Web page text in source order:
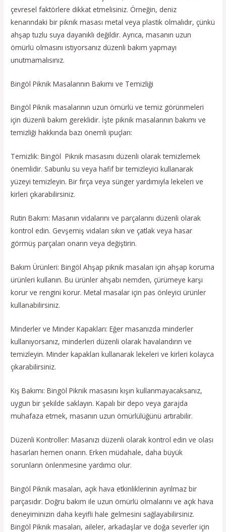
çevresel faktörlere dikkat etmelisiniz. Örneğin, deniz
kenarındaki bir piknik masası metal veya plastik olmalıdır, çünkü
ahşap tuzlu suya dayanıklı değildir. Ayrıca, masanın uzun
ömürlü olmasını istiyorsanız düzenli bakım yapmayı
unutmamalısınız.
Bingöl Piknik Masalarının Bakımı ve Temizliği
Bingöl Piknik masalarının uzun ömürlü ve temiz görünmeleri
için düzenli bakım gereklidir. İşte piknik masalarının bakımı ve
temizliği hakkında bazı önemli ipuçları:
Temizlik: Bingöl Piknik masasını düzenli olarak temizlemek
önemlidir. Sabunlu su veya hafif bir temizleyici kullanarak
yüzeyi temizleyin. Bir fırça veya sünger yardımıyla lekeleri ve
kirleri çıkarabilirsiniz.
Rutin Bakım: Masanın vidalarını ve parçalarını düzenli olarak
kontrol edin. Gevşemiş vidaları sıkın ve çatlak veya hasar
görmüş parçaları onarın veya değiştirin.
Bakım Ürünleri: Bingöl Ahşap piknik masaları için ahşap koruma
ürünleri kullanın. Bu ürünler ahşabı nemden, çürümeye karşı
korur ve rengini korur. Metal masalar için pas önleyici ürünler
kullanabilirsiniz.
Minderler ve Minder Kapakları: Eğer masanızda minderler
kullanıyorsanız, minderleri düzenli olarak havalandırın ve
temizleyin. Minder kapakları kullanarak lekeleri ve kirleri kolayca
çıkarabilirsiniz.
Kış Bakımı: Bingöl Piknik masasını kışın kullanmayacaksanız,
uygun bir şekilde saklayın. Kapalı bir depo veya garajda
muhafaza etmek, masanın uzun ömürlülüğünü artırabilir.
Düzenli Kontroller: Masanızı düzenli olarak kontrol edin ve olası
hasarları hemen onarın. Erken müdahale, daha büyük
sorunların önlenmesine yardımcı olur.
Bingöl Piknik masaları, açık hava etkinliklerinin ayrılmaz bir
parçasıdır. Doğru bakım ile uzun ömürlü olmalarını ve açık hava
deneyiminizin daha keyifli hale gelmesini sağlayabilirsiniz.
Bingöl Piknik masaları, aileler, arkadaşlar ve doğa severler için